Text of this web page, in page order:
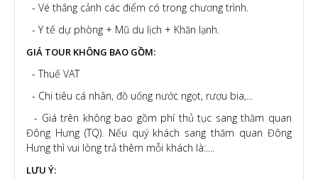
- Vé thắng cảnh các điểm có trong chương trình.
- Y tế dự phòng + Mũ du lịch + Khăn lạnh.
GIÁ TOUR KHÔNG BAO GỒM:
- Thuế VAT
- Chi tiêu cá nhân, đồ uống nước ngọt, rượu bia,...
- Giá trên không bao gồm phí thủ tục sang thăm quan
Đông Hưng (TQ). Nếu quý khách sang thăm quan Đông
Hưng thì vui lòng trả thêm mỗi khách là:....
LƯU Ý: